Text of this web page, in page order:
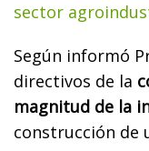
sector
Según informó
directivos de la
magnitud de la
construcción de